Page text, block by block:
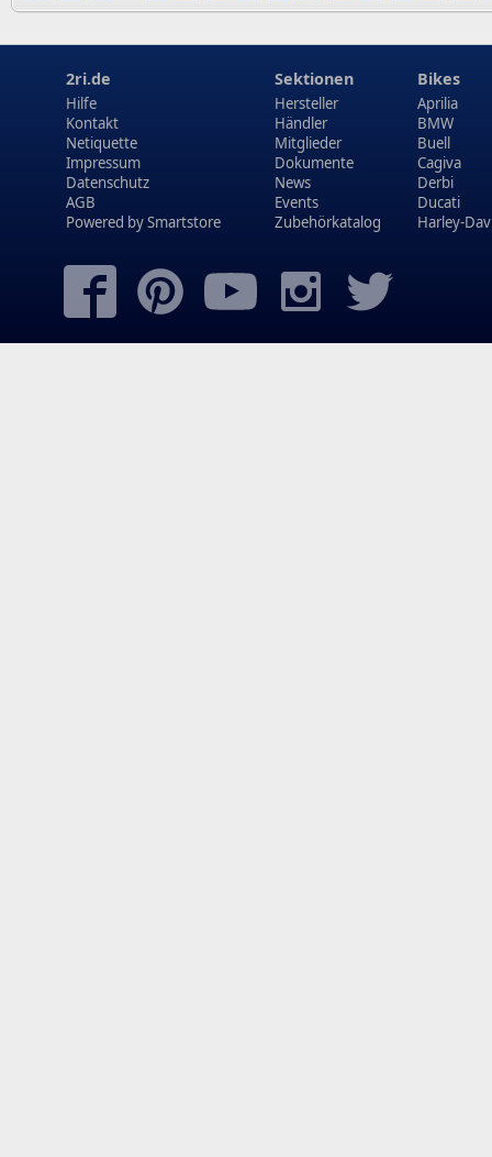
2ri.de
Hilfe
Kontakt
Netiquette
Impressum
Datenschutz
AGB
Powered bySmartstore
Sektionen
Hersteller
Händler
Mitglieder
Dokumente
News
Events
Zubehörkatalog
Bikes
Aprilia
BMW
Buell
Cagiva
Derbi
Ducati
Harley-